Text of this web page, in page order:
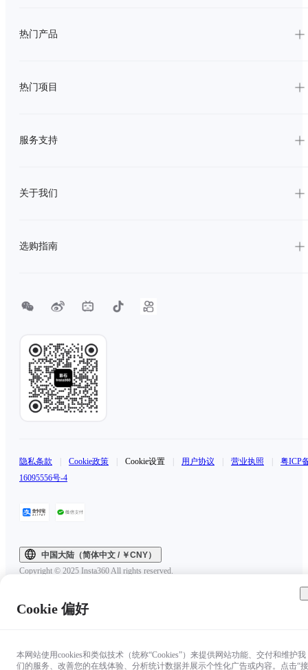
热门产品
热门项目
服务支持
关于我们
选购指南
隐私条款 Cookie政策 Cookie设置 用户协议 营业执照
粤ICP
16095556号-4
中国大陆（简体中文 / ￥CNY）
Copyright © 2025 Insta360 All rights reserved.
Cookie 偏好
本网站使用cookies和类似技术（统称“Cookies”）来提供网站功能、交付和维护我
们的服务、改善您的在线体验、分析统计数据并展示个性化广告或内容。点击“接